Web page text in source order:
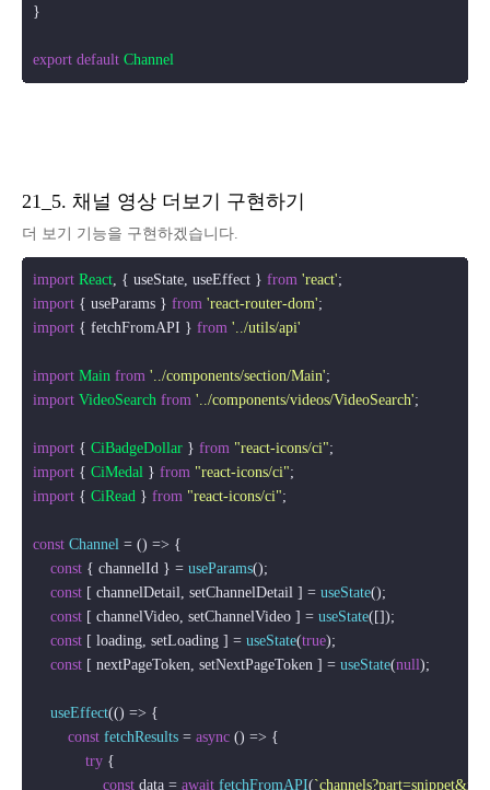
}
export default Channel
21_5. 채널 영상 더보기 구현하기
더 보기 기능을 구현하겠습니다.
import React, { useState, useEffect } from 'react'
import { useParams } from 'react-router-dom'
import { fetchFromAPI } from '../utils/api'
import Main from '../components/section/Main'
import VideoSearch from '../components/videos/VideoSearch';
import { CiBadgeDollar } from "react-icons/ci"
import { CiMedal } from "react-icons/ci"
import { CiRead } from "react-icons/ci";
const Channel = () => {
const { channelId } = useParams();
const [ channelDetail, setChannelDetail ] = useState();
const [ channelVideo, setChannelVideo ] = useState([]);
const [ loading, setLoading ] = useState(true);
const [ nextPageToken, setNextPageToken ] = useState(null);
useEffect(() => {
const fetchResults = async () => {
try {
const data = await fetchFromAPI(`channels?part=snippet&id=